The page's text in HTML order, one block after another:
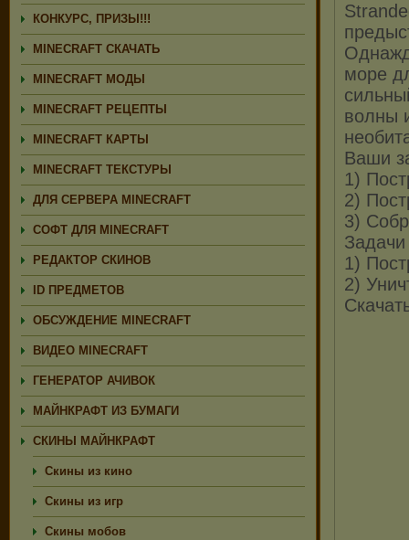
КОНКУРС, ПРИЗЫ!!!
MINECRAFT СКАЧАТЬ
MINECRAFT МОДЫ
MINECRAFT РЕЦЕПТЫ
MINECRAFT КАРТЫ
MINECRAFT ТЕКСТУРЫ
ДЛЯ СЕРВЕРА MINECRAFT
СОФТ ДЛЯ MINECRAFT
РЕДАКТОР СКИНОВ
ID ПРЕДМЕТОВ
ОБСУЖДЕНИЕ MINECRAFT
ВИДЕО MINECRAFT
ГЕНЕРАТОР АЧИВОК
МАЙНКРАФТ ИЗ БУМАГИ
СКИНЫ МАЙНКРАФТ
Скины из кино
Скины из игр
Скины мобов
море
волны
Ваши
1)
2)
3)
1)
2)